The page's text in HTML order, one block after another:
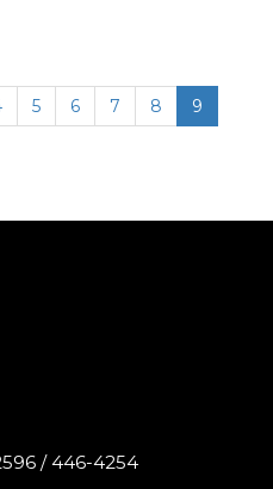
5 6 7 8 9
actual)
/ 446-4254